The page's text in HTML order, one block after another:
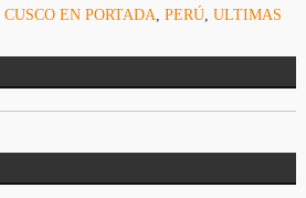
CUSCO EN PORTADA, PERÚ, ULTIMAS